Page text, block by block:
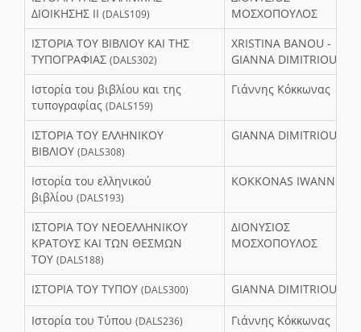
ΔΙΟΙΚΗΣΗΣ ΙΙ (DALS109)
ΜΟΣΧΟΠΟΥΛΟΣ
ΙΣΤΟΡΙΑ ΤΟΥ ΒΙΒΛΙΟΥ ΚΑΙ ΤΗΣ
ΤΥΠΟΓΡΑΦΙΑΣ (DALS302)
XRISTINA BANOU -
GIANNA DIMITRIOU
Ιστορία του βιβλίου και της
τυπογραφίας (DALS159)
Γιάννης Κόκκωνας
ΙΣΤΟΡΙΑ ΤΟΥ ΕΛΛΗΝΙΚΟΥ
ΒΙΒΛΙΟΥ (DALS308)
GIANNA DIMITRIOU
Ιστορία του ελληνικού
βιβλίου (DALS193)
KOKKONAS IWANNHS
ΙΣΤΟΡΙΑ ΤΟΥ ΝΕΟΕΛΛΗΝΙΚΟΥ
ΚΡΑΤΟΥΣ ΚΑΙ ΤΩΝ ΘΕΣΜΩΝ
ΤΟΥ (DALS188)
ΔΙΟΝΥΣΙΟΣ
ΜΟΣΧΟΠΟΥΛΟΣ
ΙΣΤΟΡΙΑ ΤΟΥ ΤΥΠΟΥ (DALS300) GIANNA DIMITRIOU
Ιστορία του Τύπου (DALS236) Γιάννης Κόκκωνας